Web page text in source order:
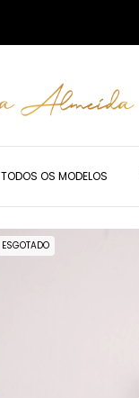
TODOS OS MODELOS
ESGOTADO